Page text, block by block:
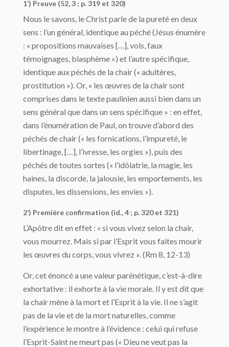
1’) Preuve (52, 3 ; p. 319 et 320)
Nous le savons, le Christ parle de la pureté en deux
sens : l’un général, identique au péché (Jésus énumère
: « propositions mauvaises […], vols, faux
témoignages, blasphème ») et l’autre spécifique,
identique aux péchés de la chair (« adultères,
prostitution »). Or, « les œuvres de la chair sont
comprises dans le texte paulinien aussi bien dans un
sens général que dans un sens spécifique » : en effet,
dans l’énumération de Paul, on trouve d’abord des
péchés de chair (« les fornications, l’impureté, le
libertinage, […], l’ivresse, les orgies »), puis des
péchés de toutes sortes (« l’idôlatrie, la magie, les
haines, la discorde, la jalousie, les emportements, les
disputes, les dissensions, les envies »).
2’) Première confirmation (id., 4 ; p. 320 et 321)
L’Apôtre dit en effet : « si vous vivez selon la chair,
vous mourrez. Mais si par l’Esprit vous faites mourir
les œuvres du corps, vous vivrez ». (Rm 8, 12-13)
Or, cet énoncé a une valeur parénétique, c’est-à-dire
exhortative : il exhorte à la vie morale. Il y est dit que
la chair mène à la mort et l’Esprit à la vie. Il ne s’agit
pas de la vie et de la mort naturelles, comme
l’expérience le montre à l’évidence : celui qui refuse
l’Esprit-Saint ne meurt pas (« Dieu ne veut pas la